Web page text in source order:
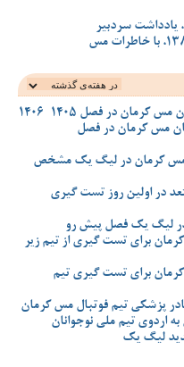
یادداشت سردبیر
در فصل 1405-1406
مس کرمان در فصل
مس کرمان در لیگ یک مشخص
در اولین روز تست گیری
در لیگ یک فصل پیش رو
برای تست گیری از تیم زیر
برای تست گیری تیم
پزشکی تیم فوتبال مس کرمان
اردوی تیم ملی نوجوانان
لیگ یک